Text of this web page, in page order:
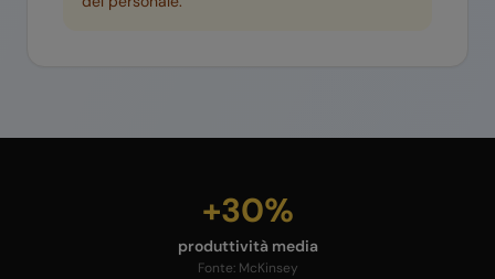
+30%
produttività media
Fonte: McKinsey